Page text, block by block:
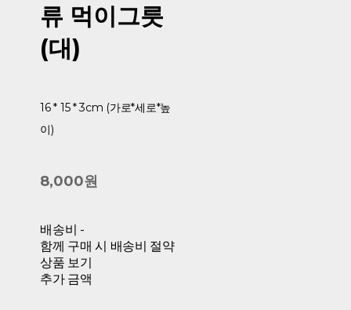
류 먹이그릇
(대)
16 * 15 * 3cm (가로*세로*높
이)
8,000원
배송비 -
함께 구매 시 배송비 절약
상품 보기
추가 금액